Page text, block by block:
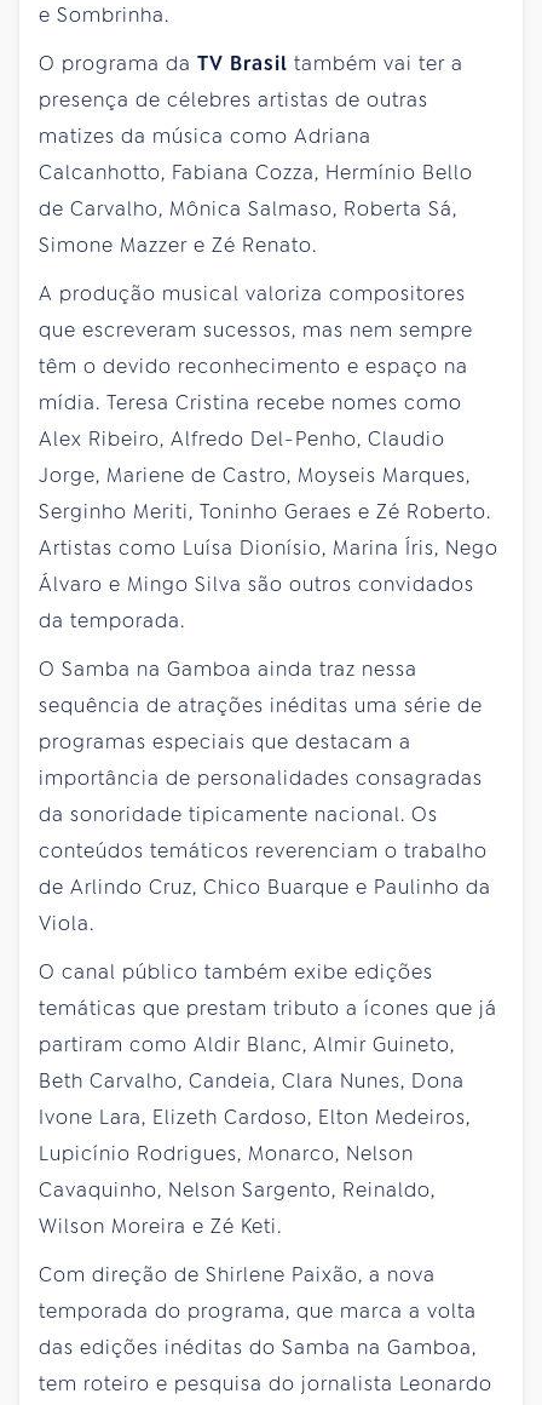
e Sombrinha.
O programa da TV Brasil também vai ter a
presença de célebres artistas de outras
matizes da música como Adriana
Calcanhotto, Fabiana Cozza, Hermínio Bello
de Carvalho, Mônica Salmaso, Roberta Sá,
Simone Mazzer e Zé Renato.
A produção musical valoriza compositores
que escreveram sucessos, mas nem sempre
têm o devido reconhecimento e espaço na
mídia. Teresa Cristina recebe nomes como
Alex Ribeiro, Alfredo Del-Penho, Claudio
Jorge, Mariene de Castro, Moyseis Marques,
Serginho Meriti, Toninho Geraes e Zé Roberto.
Artistas como Luísa Dionísio, Marina Íris, Nego
Álvaro e Mingo Silva são outros convidados
da temporada.
O Samba na Gamboa ainda traz nessa
sequência de atrações inéditas uma série de
programas especiais que destacam a
importância de personalidades consagradas
da sonoridade tipicamente nacional. Os
conteúdos temáticos reverenciam o trabalho
de Arlindo Cruz, Chico Buarque e Paulinho da
Viola.
O canal público também exibe edições
temáticas que prestam tributo a ícones que já
partiram como Aldir Blanc, Almir Guineto,
Beth Carvalho, Candeia, Clara Nunes, Dona
Ivone Lara, Elizeth Cardoso, Elton Medeiros,
Lupicínio Rodrigues, Monarco, Nelson
Cavaquinho, Nelson Sargento, Reinaldo,
Wilson Moreira e Zé Keti.
Com direção de Shirlene Paixão, a nova
temporada do programa, que marca a volta
das edições inéditas do Samba na Gamboa,
tem roteiro e pesquisa do jornalista Leonardo